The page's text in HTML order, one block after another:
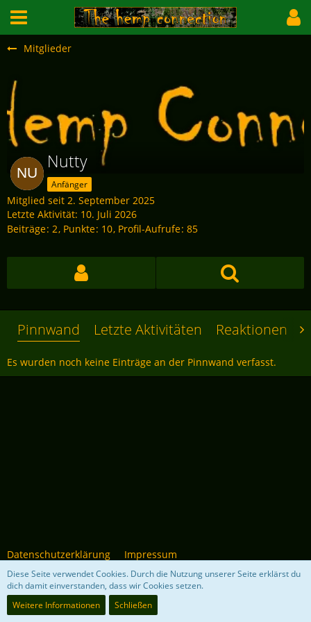
Mitglieder
Nutty
Anfänger
Mitglied seit 2. September 2025
Letzte Aktivität: 10. Juli 2026
Beiträge 2 Punkte 10 Profil-Aufrufe 85
Pinnwand Letzte Aktivitäten Reaktionen
Es wurden noch keine Einträge an der Pinnwand verfasst.
Datenschutzerklärung Impressum
Community-Software:
Diese Seite verwendet Cookies. Durch die Nutzung unserer Seite erklärst du
dich damit einverstanden, dass wir Cookies setzen.
Weitere Informationen
Schließen